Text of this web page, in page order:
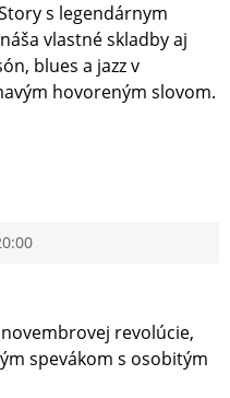
s legendárnym
vlastné skladby aj
blues a jazz v
hovoreným slovom.
revolúcie,
spevákom s osobitým